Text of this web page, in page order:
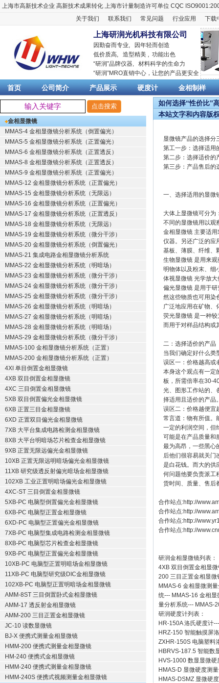
上海市高新技术企业 高新技术成果转化 上海市计量制造许可单位 CQC
关于我们
联系我们 常见问题 行业应用 下载
上海研润光机科技有限公司
因勤奋而专业, 因年轻而创造
低价质高, 造型精美 , 功能出色
“研润”品牌仪器, 材料科学的生命力
“研润”MRO直销中心，让您的产品更安全
首页 公司简介 产品展示 硬度计 金相制样
金相显微镜
MMAS-4 金相显微镜分析系统（倒置偏光）
MMAS-5 金相显微镜分析系统（正置偏光）
MMAS-6 金相显微镜分析系统（正置透反）
MMAS-8 金相显微镜分析系统（正置透反）
MMAS-9 金相显微镜分析系统（正置偏光）
MMAS-12 金相显微镜分析系统（正置偏光）
MMAS-15 金相显微镜分析系统（无限远）
MMAS-16 金相显微镜分析系统（正置偏光）
MMAS-17 金相显微镜分析系统（正置透反）
MMAS-18 金相显微镜分析系统（无限远）
MMAS-19 金相显微镜分析系统（微分干涉）
MMAS-20 金相显微镜分析系统（倒置偏光）
MMAS-21 集成电路金相显微镜分析系统
MMAS-22 金相显微镜分析系统（明暗场）
MMAS-23 金相显微镜分析系统（微分干涉）
MMAS-24 金相显微镜分析系统（微分干涉）
MMAS-25 金相显微镜分析系统（微分干涉）
MMAS-26 金相显微镜分析系统（明暗场）
MMAS-27 金相显微镜分析系统（明暗场）
MMAS-28 金相显微镜分析系统（明暗场）
MMAS-29 金相显微镜分析系统（微分干涉）
MMAS-100 金相显微镜分析系统（正置）
MMAS-200 金相显微镜分析系统（正置）
4XI 单目倒置金相显微镜
4XB 双目倒置金相显微镜
4XC 三目倒置金相显微镜
5XB 双目倒置偏光金相显微镜
6XB 正置三目金相显微镜
6XD 正置双目偏光金相显微镜
7XB 大平台集成电路检测金相显微镜
8XB 大平台明暗场芯片检查金相显微镜
9XB 正置无限远偏光金相显微镜
10XB 正置无限远明暗场偏光金相显微镜
11XB 研究级透反射偏光暗场金相显微镜
102XB 工业正置明暗场偏光金相显微镜
4XC-ST 三目倒置金相显微镜
5XB-PC 电脑型倒置偏光金相显微镜
6XB-PC 电脑型正置金相显微镜
6XD-PC 电脑型正置偏光金相显微镜
7XB-PC 电脑型集成电路检测金相显微镜
8XB-PC 电脑型芯片检查金相显微镜
9XB-PC 电脑型正置偏光金相显微镜
10XB-PC 电脑型正置明暗场金相显微镜
11XB-PC 电脑型研究级DIC金相显微镜
102XB-PC 电脑型正置明暗场金相显微镜
AMM-8ST 三目倒置卧式金相显微镜
AMM-17 透反射金相显微镜
AMM-200 三目正置金相显微镜
JC-10 读数显微镜
BJ-X 便携式测量金相显微镜
HMM-200 便携式测量金相显微镜
HM-240 便携式金相显微镜
HMM-240 便携式测量金相显微镜
HMM-240S 便携式视频测量金相显微镜
如何选择“性价比”
本站文字和内容版
显微镜产品的选择分
第工一步：选择适用
第二步：选择适价的
第三步：产品售后的
一、选择适用的显微
大体上显微镜可分为
不同的显微镜用以观
金相显微镜 主要适
仪器。另还广泛的应
基板、薄膜、纤维、
生物显微镜 是用来
明物体以及粉末、细
体视显微镜 光学放
偏光显微镜 是用于
然这些物质也可用染
广泛地应用在矿物、
荧光显微镜 是一种
而用于对样品结构或
二：选择适价的产品
当我们确定好什么类
误区一：价格越高或
本身这个观点有一定
板，所需倍率在30-
光、图形工作站的、
择适用且适价的产品
误区二：价格越便宜
常言道：物有所值。
一定的利润空间，但
可能是在产品质量和
最为高昂，一些黑心
后他们很容易就关门
是白花钱。而大的供
何问题他要负责派工
货时间、质量、售后
合作站点:http://
合作站点:http://
合作站点:http://
合作站点:http://
研润金相显微镜列表：
4XB 双目倒置金相显
200 三目正置金相显微
MMAS-6 金相显微测
统--- MMAS-16 金相显
量分析系统--- MMAS-
研润硬度计列表：
HR-150A 洛氏硬度计
HRZ-150 智能触摸屏
ZXHR-150S 电脑塑料
HBRVS-187.5 智能数
HVS-1000 数显显微硬
HMAS-D 显微硬度测
HMAS-DSMZ 显微硬